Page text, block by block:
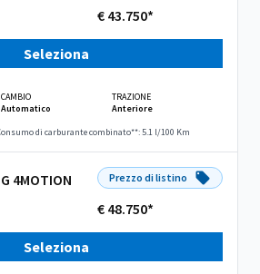
€ 43.750*
Seleziona
CAMBIO
Automatico
TRAZIONE
Anteriore
di carburante combinato**: 5.1 l/100 Km
4MOTION Prezzo di listino
€ 48.750*
Seleziona